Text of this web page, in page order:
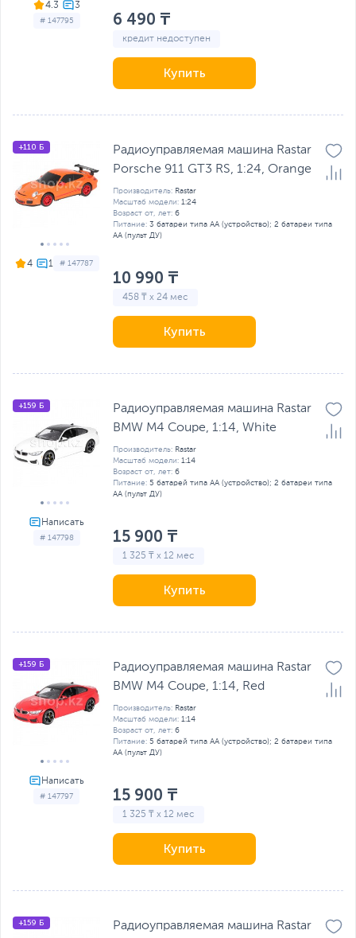
4.3
# 147795 6 490 ₸
кредит недоступен
Купить
4 # 147787
+110 Б
Радиоуправляемая машина Rastar
Porsche 911 GT3 RS, 1:24, Orange
Производитель: Rastar
Масштаб модели: 1:24
Возраст от, лет: 6
Питание: 3 батареи типа AA (устройство); 2 батареи типа
AA (пульт ДУ)
10 990 ₸
458 ₸ x 24 мес
Купить
# 147798
+159 Б
Радиоуправляемая машина Rastar
BMW M4 Coupe, 1:14, White
Производитель: Rastar
Масштаб модели: 1:14
Возраст от, лет: 6
Питание: 5 батарей типа AA (устройство); 2 батареи типа
AA (пульт ДУ)
15 900 ₸
1 325 ₸ x 12 мес
Купить
# 147797
+159 Б
Радиоуправляемая машина Rastar
BMW M4 Coupe, 1:14, Red
Производитель: Rastar
Масштаб модели: 1:14
Возраст от, лет: 6
Питание: 5 батарей типа AA (устройство); 2 батареи типа
AA (пульт ДУ)
15 900 ₸
1 325 ₸ x 12 мес
Купить
+159 Б
Радиоуправляемая машина Rastar